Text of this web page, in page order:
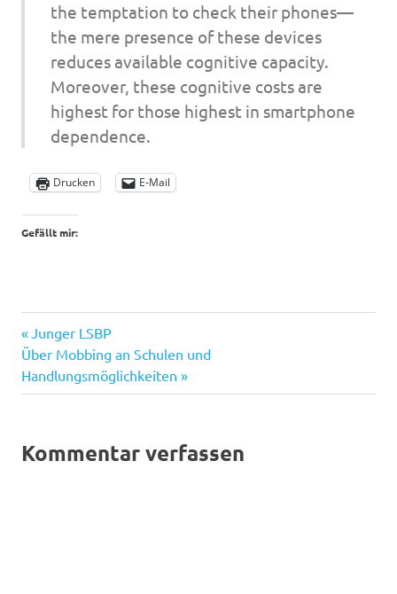
the temptation to check their phones—
the mere presence of these devices
reduces available cognitive capacity.
Moreover, these cognitive costs are
highest for those highest in smartphone
dependence.
Drucken E-Mail
Gefällt mir:
Kapatzität
Mediensucht
Beitragsnavigation
Vorheriger
Beitrag:
Junger LSBP
Nächster
Beitrag:
Über Mobbing an Schulen und
Handlungsmöglichkeiten
Kommentar verfassen